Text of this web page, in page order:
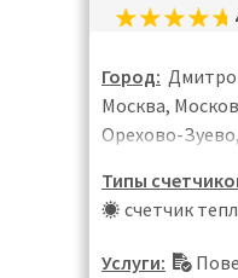
Город:
Москва,
Орехово-
Электросталь
Типы
счетчик
Услуги: